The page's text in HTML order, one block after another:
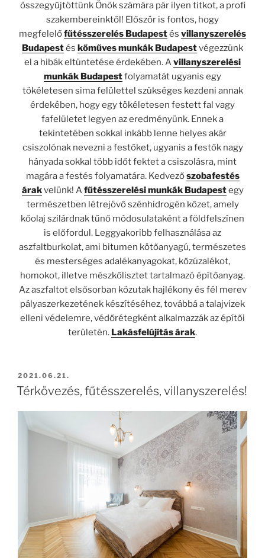
összegyűjtöttünk Önök számára pár ilyen titkot, a profi
szakembereinktől! Először is fontos, hogy
megfelelőfűtésszerelés Budapestés villanyszerelés
Budapestés kőműves munkák Budapestvégezzünk
el a hibák eltüntetése érdekében. Avillanyszerelési
munkák Budapestfolyamatát ugyanis egy
tökéletesen sima felülettel szükséges kezdeni annak
érdekében, hogy egy tökéletesen festett fal vagy
fafelületet legyen az eredményünk. Ennek a
tekintetében sokkal inkább lenne helyes akár
csiszolónak nevezni a festőket, ugyanis a festők nagy
hányada sokkal több időt fektet a csiszolásra, mint
magára a festés folyamatára. Kedvezőszobafestés
árakvelünk! Afűtésszerelési munkák Budapestegy
természetben létrejövő szénhidrogén kőzet, amely
kőolaj szilárdnak tűnő módosulataként a földfelszínen
is előfordul. Leggyakoribb felhasználása az
aszfaltburkolat, ami bitumen kötőanyagú, természetes
és mesterséges adalékanyagokat, kőzúzalékot,
homokot, illetve mészkőlisztet tartalmazó építőanyag.
Az aszfaltot elsősorban közutak hajlékony és fél merev
pályaszerkezetének készítéséhez, továbbá a talajvizek
elleni védelemre, védőrétegként alkalmazzák az építői
területén. Lakásfelújítás árak.
BEKÜLDVE:
2021.06.21.
Térkövezés, fűtésszerelés, villanyszerelés!